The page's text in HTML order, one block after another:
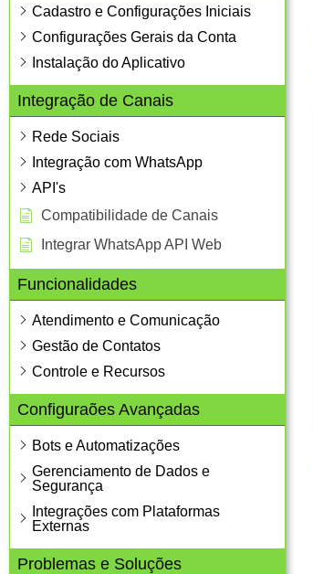
Cadastro e Configurações Iniciais
Configurações Gerais da Conta
Instalação do Aplicativo
Integração de Canais
Rede Sociais
Integração com WhatsApp
API's
Compatibilidade de Canais
Integrar WhatsApp API Web
Funcionalidades
Atendimento e Comunicação
Gestão de Contatos
Controle e Recursos
Configuraões Avançadas
Bots e Automatizações
Gerenciamento de Dados e
Segurança
Integrações com Plataformas
Externas
Problemas e Soluções